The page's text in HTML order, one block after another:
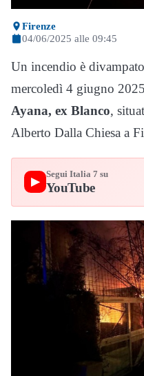
Firenze
04/06/2025 alle 09:45
Un incendio è
mercoledì 4 giugno
Ayana, ex Blanco,
Alberto Dalla Chiesa a
▶
Segui Italia 7 su
YouTube